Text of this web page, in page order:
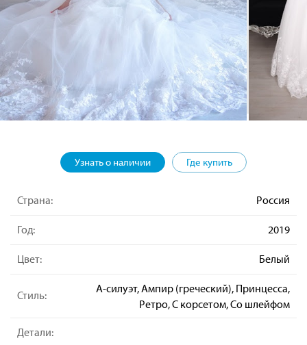
Узнать о наличии Где купить
Страна: Россия
Год: 2019
Цвет: Белый
Стиль:
А-силуэт, Ампир (греческий), Принцесса,
Ретро, С корсетом, Со шлейфом
Детали: